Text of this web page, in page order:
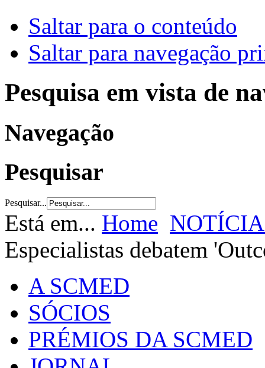
Saltar para o conteúdo
Saltar para navegação
Pesquisa em vista de
Navegação
Pesquisar
Pesquisar...
Está em... Home
Especialistas debatem
A SCMED
SÓCIOS
PRÉMIOS DA SCMED